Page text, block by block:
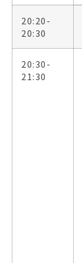
20:20-
20:30
20:30-
21:30